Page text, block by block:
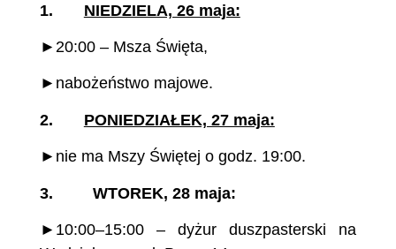
1. NIEDZIELA, 26 maja:
►20:00 – Msza Święta,
►nabożeństwo majowe.
2. PONIEDZIAŁEK, 27 maja:
►nie ma Mszy Świętej o godz. 19:00.
3. WTOREK, 28 maja:
►10:00–15:00 – dyżur duszpasterski na